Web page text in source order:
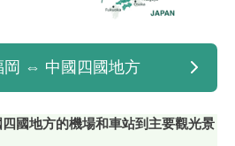
岡 ⇔ 中國四國地方
國地方的機場和車站到主要觀光景